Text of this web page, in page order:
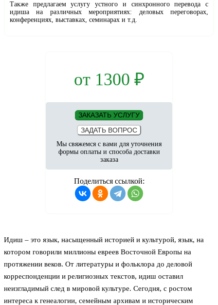
Также предлагаем услугу устного и синхронного перевода с
идиша на различных мероприятиях: деловых переговорах,
конференциях, выставках, семинарах и т.д.
от 1300 ₽
ЗАКАЗАТЬ УСЛУГУ
ЗАДАТЬ ВОПРОС
Мы свяжемся с вами для уточнения
формы оплаты и способа доставки
заказа
Поделиться ссылкой:
Идиш – это язык, насыщенный историей и культурой, язык, на
котором говорили миллионы евреев Восточной Европы на
протяжении веков. От литературы и фольклора до деловой
корреспонденции и религиозных текстов, идиш оставил
неизгладимый след в мировой культуре. Сегодня, с ростом
интереса к генеалогии, семейным архивам и историческим